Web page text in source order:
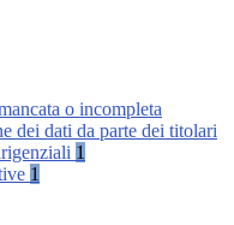
o incompleta
dei dati da parte dei titolari
1
1